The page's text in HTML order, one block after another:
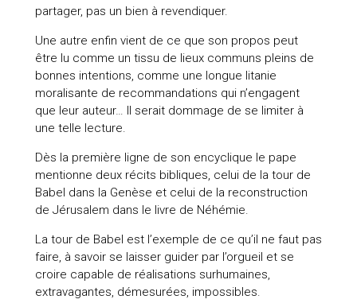
partager, pas un bien à revendiquer.
Une autre enfin vient de ce que son propos peut
être lu comme un tissu de lieux communs pleins de
bonnes intentions, comme une longue litanie
moralisante de recommandations qui n’engagent
que leur auteur… Il serait dommage de se limiter à
une telle lecture.
Dès la première ligne de son encyclique le pape
mentionne deux récits bibliques, celui de la tour de
Babel dans la Genèse et celui de la reconstruction
de Jérusalem dans le livre de Néhémie.
La tour de Babel est l’exemple de ce qu’il ne faut pas
faire, à savoir se laisser guider par l’orgueil et se
croire capable de réalisations surhumaines,
extravagantes, démesurées, impossibles.